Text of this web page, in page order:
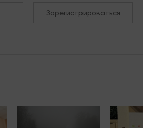
Зарегистрироваться